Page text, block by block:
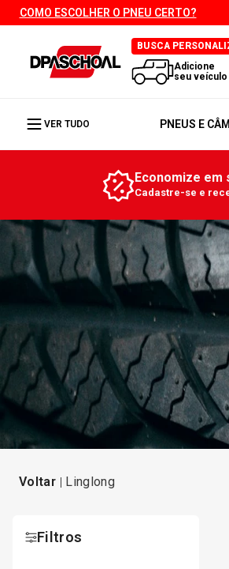
COMO ESCOLHER O PNEU CERTO?
BUSCA
Adicione
seu veículo
VER TUDO PNEUS E
Economize em
Cadastre-se e
linglong
Filtros